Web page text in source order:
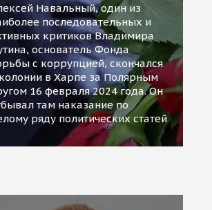
Навальный, один из
последовательных и
критиков Владимира
основатель Фонда
с коррупцией, скончался
в Харпе за Полярным
16 февраля 2024 года. Он
там наказание по
ряду политических статей